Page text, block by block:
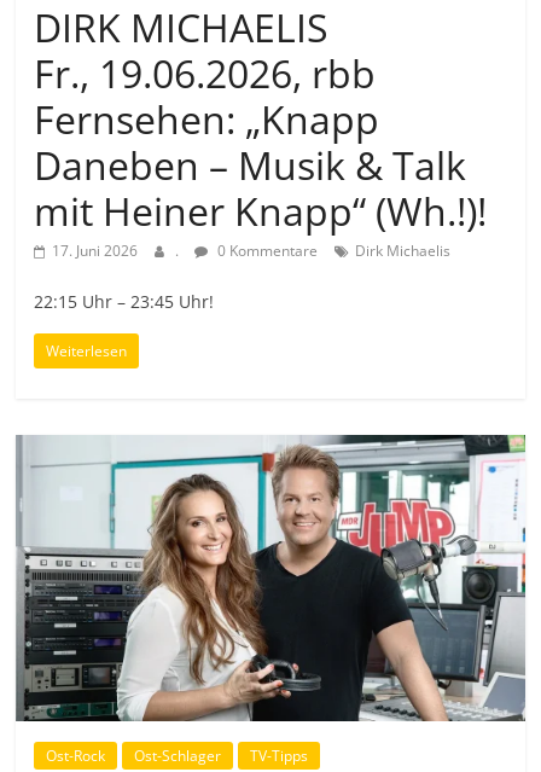
DIRK MICHAELIS
Fr., 19.06.2026, rbb
Fernsehen: „Knapp
Daneben – Musik & Talk
mit Heiner Knapp“ (Wh.!)!
17. Juni 2026 . 0 Kommentare Dirk Michaelis
22:15 Uhr – 23:45 Uhr!
Weiterlesen
Ost-Rock Ost-Schlager TV-Tipps